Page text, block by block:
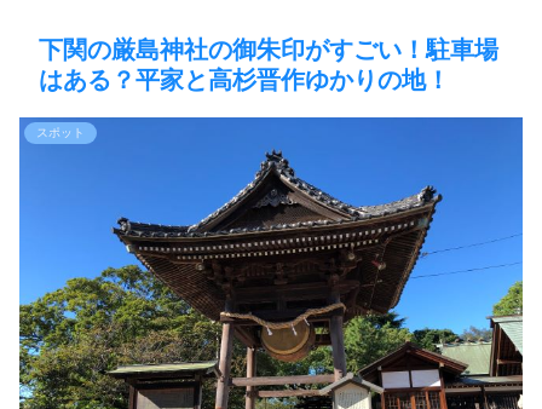
下関の厳島神社の御朱印がすごい！駐車場
はある？平家と高杉晋作ゆかりの地！
スポット